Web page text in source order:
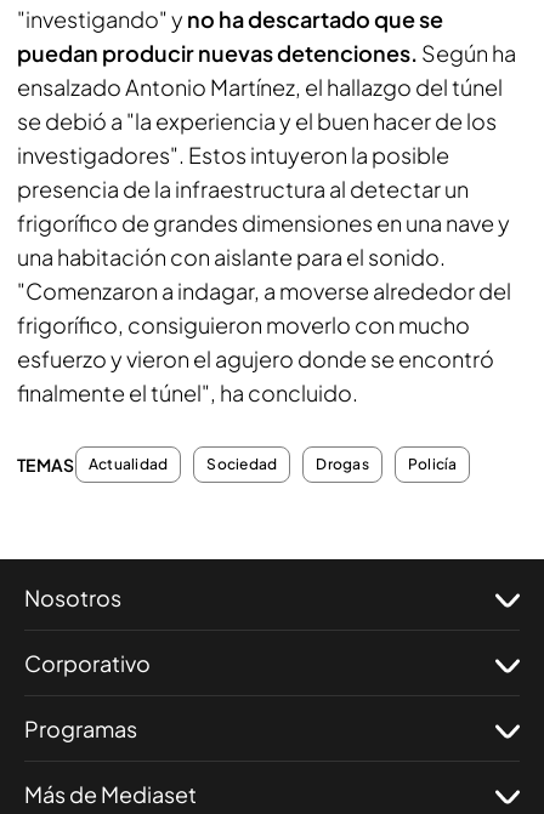
"investigando" y no ha descartado que se
puedan producir nuevas detenciones. Según ha
ensalzado Antonio Martínez, el hallazgo del túnel
se debió a "la experiencia y el buen hacer de los
investigadores". Estos intuyeron la posible
presencia de la infraestructura al detectar un
frigorífico de grandes dimensiones en una nave y
una habitación con aislante para el sonido.
"Comenzaron a indagar, a moverse alrededor del
frigorífico, consiguieron moverlo con mucho
esfuerzo y vieron el agujero donde se encontró
finalmente el túnel", ha concluido.
TEMAS Actualidad Sociedad Drogas Policía
Nosotros
Corporativo
Programas
Más de Mediaset